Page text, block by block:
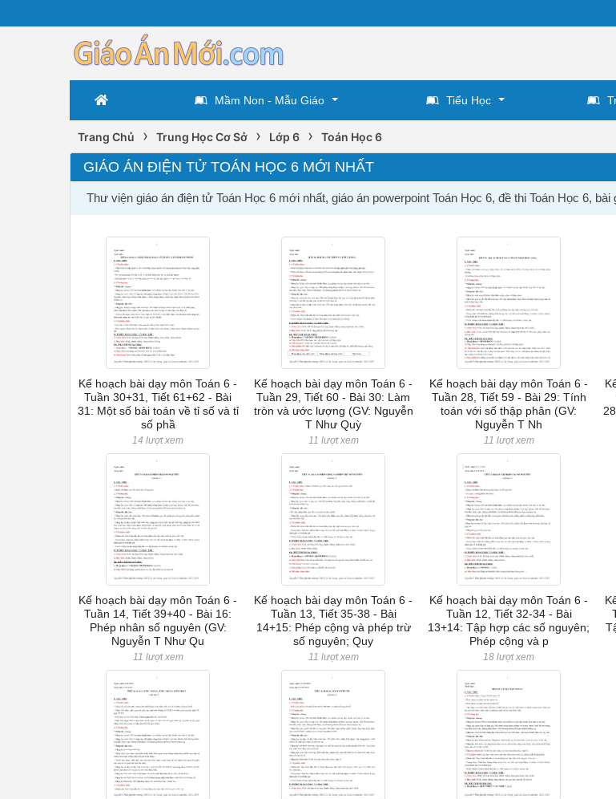
Mầm Non - Mẫu Giáo Tiểu Học
Trang Chủ › Trung Học Cơ Sở › Lớp 6 › Toán Học 6
GIÁO ÁN ĐIỆN TỬ TOÁN HỌC 6 MỚI NHẤT
Thư viện giáo án điện tử Toán Học 6 mới nhất, giáo án powerpoint Toán Học 6, đề thi Toán Học 6, bài
Kế hoạch bài dạy môn Toán 6 -
Tuần 30+31, Tiết 61+62 - Bài
31: Một số bài toán về tỉ số và tỉ
số phầ
14 lượt xem
Kế hoạch bài dạy môn Toán 6 -
Tuần 29, Tiết 60 - Bài 30: Làm
tròn và ước lượng (GV: Nguyễn
T Như Quỳ
11 lượt xem
Kế hoạch bài dạy môn Toán 6 -
Tuần 28, Tiết 59 - Bài 29: Tính
toán với số thập phân (GV:
Nguyễn T Nh
11 lượt xem
Kế hoạch bài dạy môn Toán 6 -
Tuần 14, Tiết 39+40 - Bài 16:
Phép nhân số nguyên (GV:
Nguyễn T Như Qu
11 lượt xem
Kế hoạch bài dạy môn Toán 6 -
Tuần 13, Tiết 35-38 - Bài
14+15: Phép cộng và phép trừ
số nguyên; Quy
11 lượt xem
Kế hoạch bài dạy môn Toán 6 -
Tuần 12, Tiết 32-34 - Bài
13+14: Tập hợp các số nguyên;
Phép cộng và p
18 lượt xem